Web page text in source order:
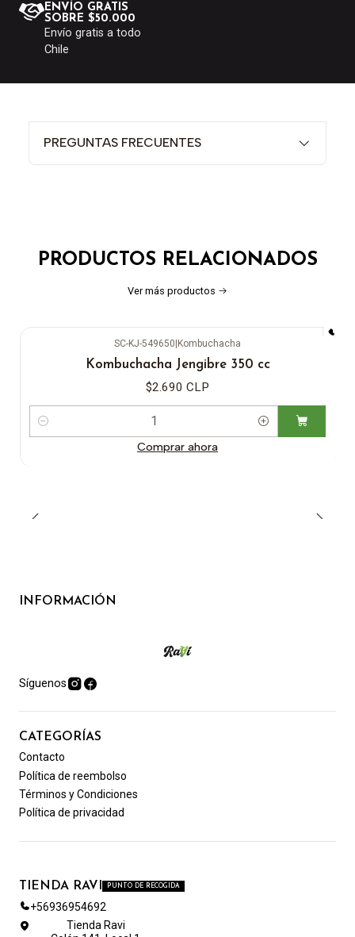
ENVÍO GRATIS
SOBRE $50.000
Envío gratis a todo
Chile
PREGUNTAS FRECUENTES
PRODUCTOS RELACIONADOS
Ver más productos
SC-KJ-549650|Kombuchacha
Kombuchacha Jengibre 350 cc
$2.690 CLP
Cantidad
Comprar ahora
INFORMACIÓN
Síguenos
CATEGORÍAS
Contacto
Política de reembolso
Términos y Condiciones
Política de privacidad
TIENDA RAVI PUNTO DE RECOGIDA
+56936954692
Tienda Ravi